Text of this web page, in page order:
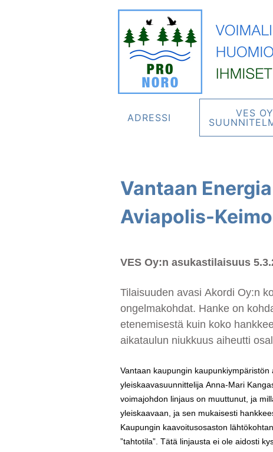
ADRESSI
VES
Vantaan
Aviapolis-
VES Oy:n asukastilaisuus
Tilaisuuden avasi Akordi Oy:n
ongelmakohdat. Hanke on
etenemisestä kuin koko
aikataulun niukkuus aiheutti
Vantaan kaupungin
yleiskaavasuunnittelija Anna-Mari
voimajohdon linjaus on muuttunut, ja
yleiskaavaan, ja sen mukaisesti
Kaupungin kaavoitusosaston
”tahtotila”. Tätä linjausta ei ole aidosti